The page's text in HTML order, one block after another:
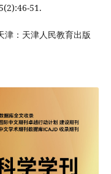
51.
：天津人民教育出版